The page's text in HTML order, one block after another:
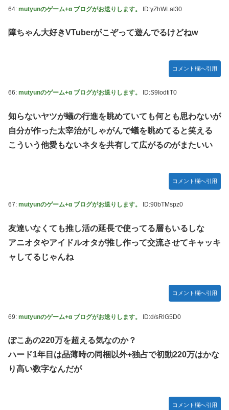
64: mutyunのゲーム+α ブログがお送りします。 ID:yZhWLal30
障ちゃん大好きVTuberがこぞって遊んでるけどねw
コメント欄へ引用
66: mutyunのゲーム+α ブログがお送りします。 ID:S9IodtiT0
知らないヤツが蟻の行進を眺めていても何とも思わないが
自分が作った太宰治がしゃがんで蟻を眺めてると笑える
こういう他愛もないネタを共有して広がるのがまたいい
コメント欄へ引用
67: mutyunのゲーム+α ブログがお送りします。 ID:90bTMspz0
友達いなくても推し活の延長で使ってる層もいるしな
アニオタやアイドルオタが推し作って交流させてキャッキ
ャしてるじゃんね
コメント欄へ引用
69: mutyunのゲーム+α ブログがお送りします。 ID:d/sRlG5D0
ぽこあの220万を超える気なのか？
ハード1年目は品薄時の同梱以外+独占で初動220万はかな
り高い数字なんだが
コメント欄へ引用